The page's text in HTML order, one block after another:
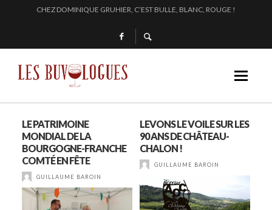
EN 2024, JULIE PITOISET DESSINE LE TRIANGLE DES MOULIN À VENT
L’INTERPROFESSION DES VINS DU BEAUJOLAIS : DU 210 AU 1761 !
SAMUEL BILLAUD FAIT BRILLER 2024
LE PATRIMOINE
MONDIAL DE LA
BOURGOGNE-FRANCHE
COMTÉ EN FÊTE
GUILLAUME BAROIN
LEVONS LE VOILE SUR LES
90 ANS DE CHÂTEAU-
CHALON !
GUILLAUME BAROIN